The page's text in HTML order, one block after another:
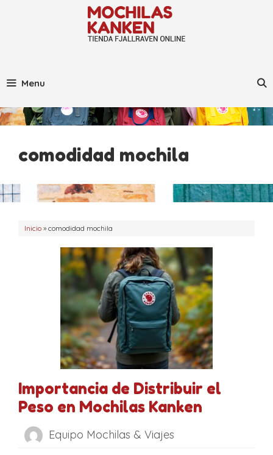
Menu
comodidad mochila
Inicio » comodidad mochila
Importancia de Distribuir el
Peso en Mochilas Kanken
Equipo Mochilas & Viajes